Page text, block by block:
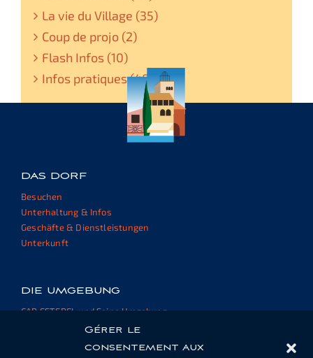
Gérer le
consentement aux
La vie du Village (35)
Coup de projo (2)
Flash Infos (10)
Infos pratiques (48)
DAS DORF
Besuchen
Unterhaltung & Infos
Geschäfte & Dienstleistungen
Unterkunft
DIE UMGEBUNG
CAP ESTEREL und Seine Umgebung
Externe Websites und Ressourcen